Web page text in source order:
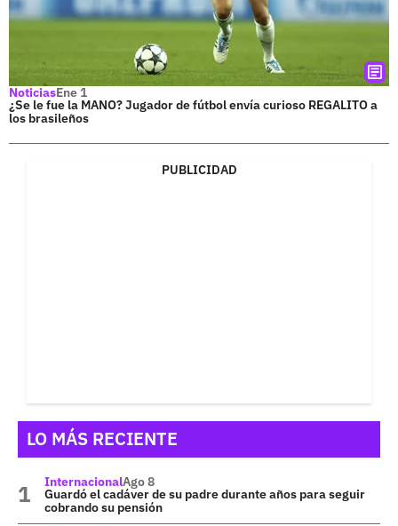
NoticiasEne 1
¿Se le fue la MANO? Jugador de fútbol envía curioso REGALITO a
los brasileños
PUBLICIDAD
LO MÁS RECIENTE
InternacionalAgo 8
Guardó el cadáver de su padre durante años para seguir
cobrando su pensión